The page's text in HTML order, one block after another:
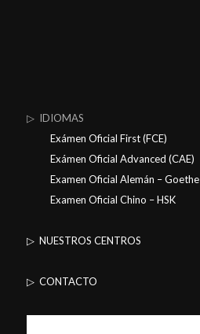
▷ IDIOMAS
Exámen Oficial First (FCE)
Exámen Oficial Advanced (CAE)
Examen Oficial Alemán – Goethe
Examen Oficial Chino – HSK
▷ NUESTROS CENTROS
▷ CONTACTO